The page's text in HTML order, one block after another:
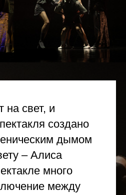
на свет, и
создано
дымом
– Алиса
много
между